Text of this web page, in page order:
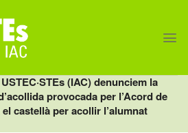
(IAC) denunciem la
provocada per l’Acord de
castellà per acollir l’alumnat